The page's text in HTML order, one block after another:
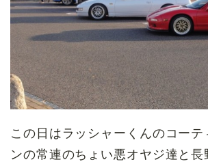
この日はラッシャーくんのコーテ
ンの常連のちょい悪オヤジ達と